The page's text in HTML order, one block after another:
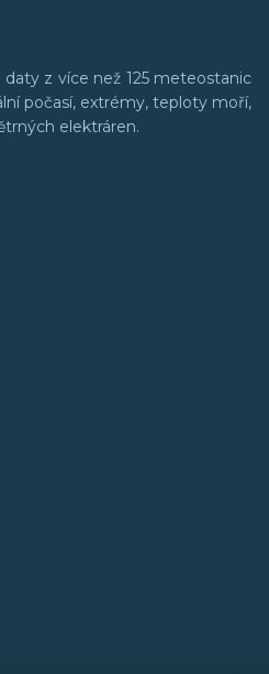
z více než 125 meteostanic
počasí, extrémy, teploty moří,
elektráren.